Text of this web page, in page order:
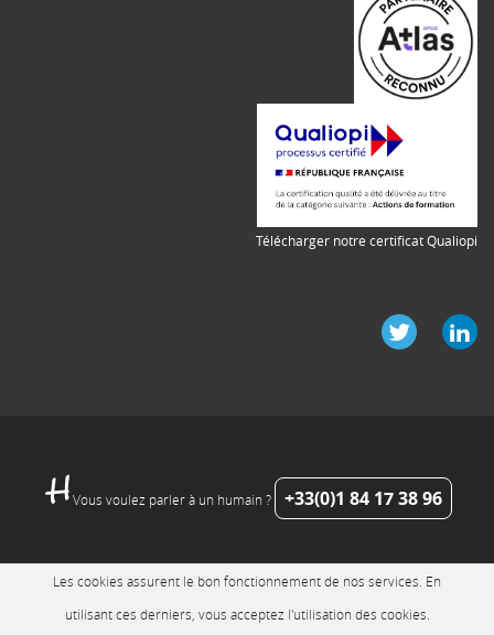
Télécharger notre certificat Qualiopi
Vous voulez parler à un humain ? +33(0)1 84 17 38 96
Les cookies assurent le bon fonctionnement de nos services. En
utilisant ces derniers, vous acceptez l'utilisation des cookies.